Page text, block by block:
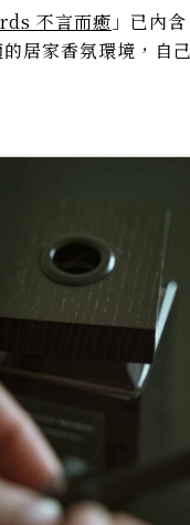
不言而癒 」已內
居家香氛環境，自